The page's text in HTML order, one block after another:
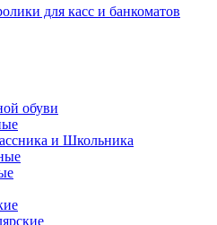
для касс и банкоматов
обуви
и Школьника